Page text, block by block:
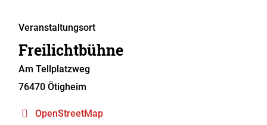
Veranstaltungsort
Freilichtbühne
Am Tellplatzweg
76470 Ötigheim
OpenStreetMap